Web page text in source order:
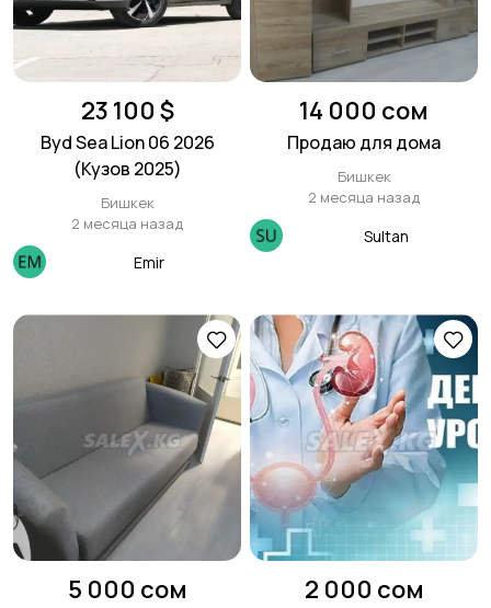
23 100 $
Byd Sea Lion 06 2026
(Кузов 2025)
Бишкек
2 месяца назад
Emir
14 000 сом
Продаю для дома
Бишкек
2 месяца назад
Sultan
5 000 сом 2 000 сом